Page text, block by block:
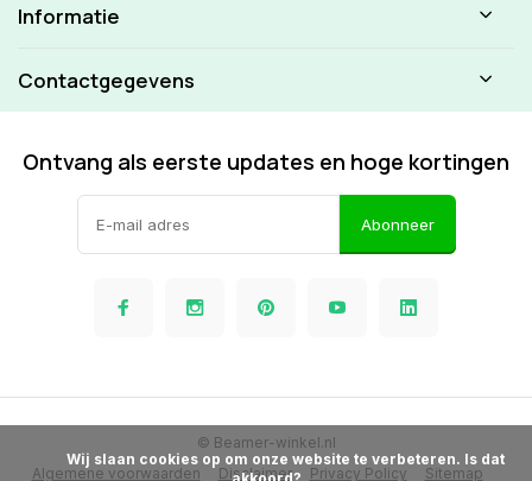
Informatie
Contactgegevens
Ontvang als eerste updates en hoge kortingen
Abonneer
Algemene voorwaarden Disclaimer Privacy Policy Sitemap
© Beamer-winkel.nl